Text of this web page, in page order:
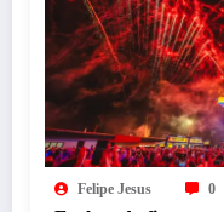
Felipe Jesus 0